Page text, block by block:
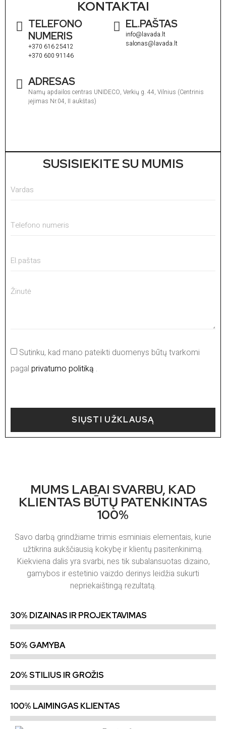
KONTAKTAI
TELEFONO
NUMERIS
+370 616 25412
+370 600 91146
EL.PAŠTAS
info@lavada.lt
salonas@lavada.lt
ADRESAS
Namų apdailos centras UNIDECO, Verkių g. 44, Vilnius (Centrinis
įėjimas Nr.04, II aukštas)
SUSISIEKITE SU MUMIS
Sutinku, kad mano pateikti duomenys būtų tvarkomi
pagal privatumo politiką .
SIŲSTI UŽKLAUSĄ
MUMS LABAI SVARBU, KAD
KLIENTAS BŪTŲ PATENKINTAS
100%
Savo darbą grindžiame trimis esminiais elementais, kurie
užtikrina aukščiausią kokybę ir klientų pasitenkinimą.
Kiekviena dalis yra svarbi, nes tik subalansuotas dizaino,
gamybos ir estetinio vaizdo derinys leidžia sukurti
nepriekaištingą rezultatą.
30% DIZAINAS IR PROJEKTAVIMAS
50% GAMYBA
20% STILIUS IR GROŽIS
100% LAIMINGAS KLIENTAS